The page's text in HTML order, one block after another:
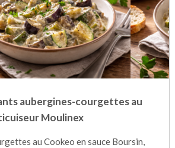
aubergines-courgettes au
Moulinex
au Cookeo en sauce Boursin,